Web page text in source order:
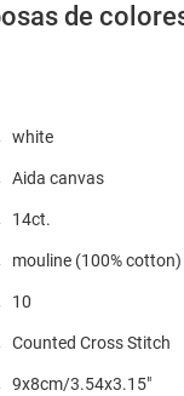
de
white
Aida canvas
14ct.
mouline (100% cotton)
10
Counted Cross Stitch
9x8cm/3.54x3.15"